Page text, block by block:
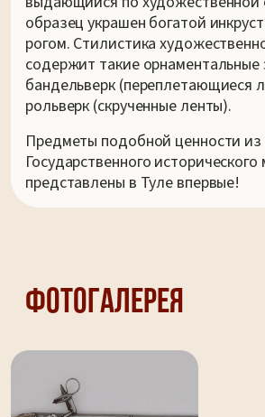
образец украшен богатой
рогом. Стилистика
содержит такие орнаментальные
бандельверк (переплетающиеся
рольверк (скрученные ленты).
Предметы подобной ценности
Государственного
представлены в Туле впервые!
Фотогалерея